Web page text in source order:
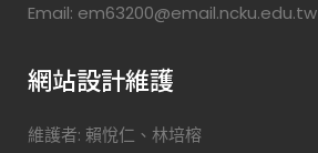
Email: em63200@email.ncku.edu.tw
網站設計維護
維護者: 賴悅仁、林培榕